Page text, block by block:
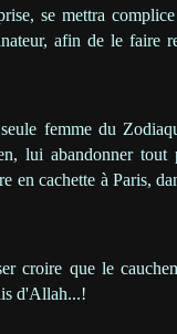
se mettra
afin de le faire
femme du
lui abandonner tout
en cachette à Paris,
croire que le
d'Allah...!